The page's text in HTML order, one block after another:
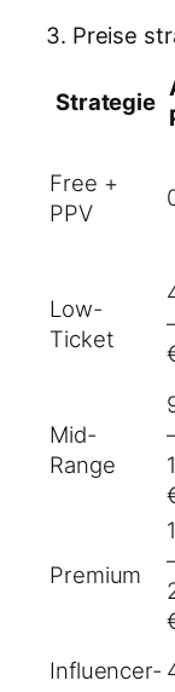
3. Preise
Strategie
Free +
PPV
Low-
Ticket
Mid-
Range
Premium
Influencer-